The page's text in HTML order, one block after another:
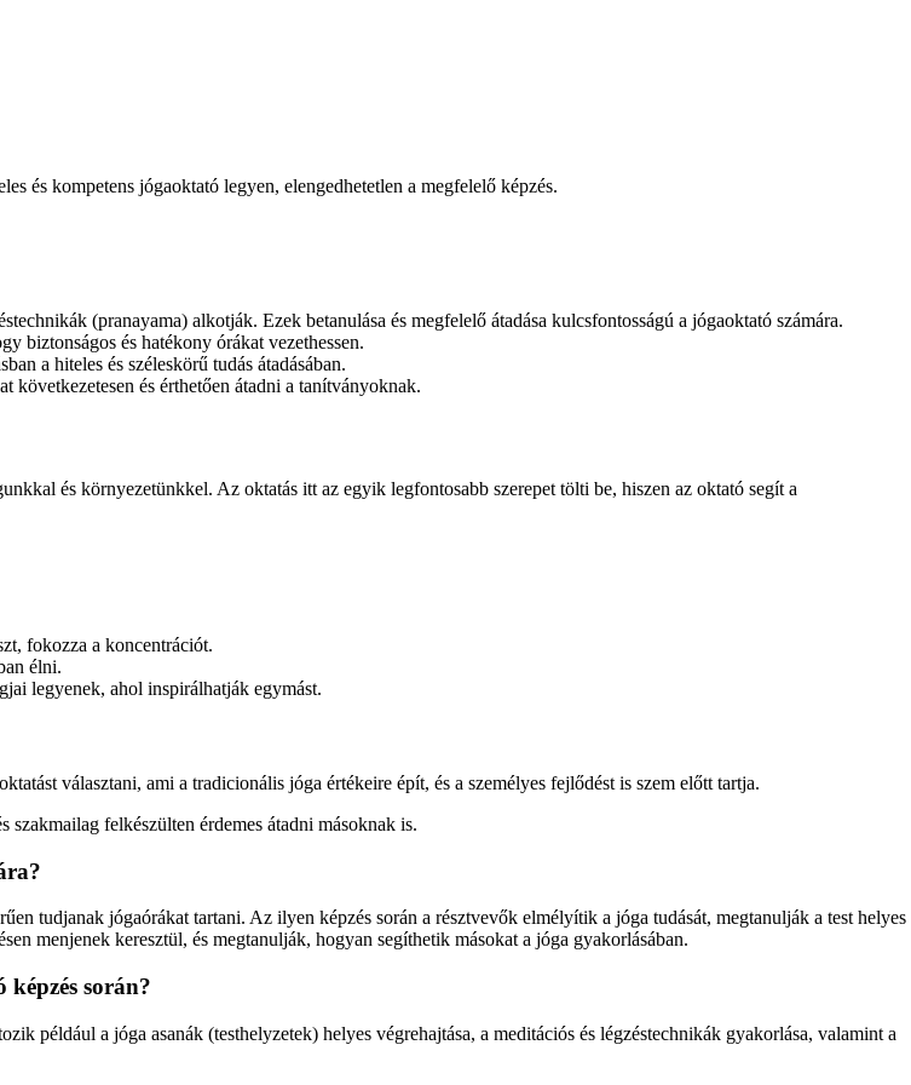
és kompetens jógaoktató legyen, elengedhetetlen a megfelelő képzés.
(pranayama) alkotják. Ezek betanulása és megfelelő átadása kulcsfontosságú a jógaoktató számára.
biztonságos és hatékony órákat vezethessen.
a hiteles és széleskörű tudás átadásában.
következetesen és érthetően átadni a tanítványoknak.
és környezetünkkel. Az oktatás itt az egyik legfontosabb szerepet tölti be, hiszen az oktató segít a
fokozza a koncentrációt.
élni.
legyenek, ahol inspirálhatják egymást.
választani, ami a tradicionális jóga értékeire épít, és a személyes fejlődést is szem előtt tartja.
felkészülten érdemes átadni másoknak is.
tudjanak jógaórákat tartani. Az ilyen képzés során a résztvevők elmélyítik a jóga tudását, megtanulják a test helyes
menjenek keresztül, és megtanulják, hogyan segíthetik másokat a jóga gyakorlásában.
képzés során?
például a jóga asanák (testhelyzetek) helyes végrehajtása, a meditációs és légzéstechnikák gyakorlása, valamint a